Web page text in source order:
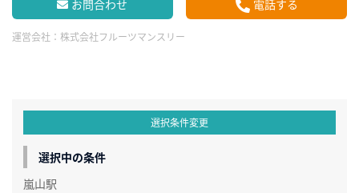
お問合わせ 電話する
運営会社： 株式会社フルーツマンスリー
選択条件変更
選択中の条件
嵐山駅